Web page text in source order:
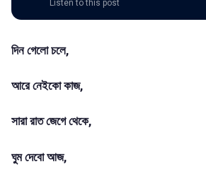
Listen to this post
দিন গেলো চলে,
আরে নেইকো কাজ,
সারা রাত জেগে থেকে,
ঘুম দেবো আজ,